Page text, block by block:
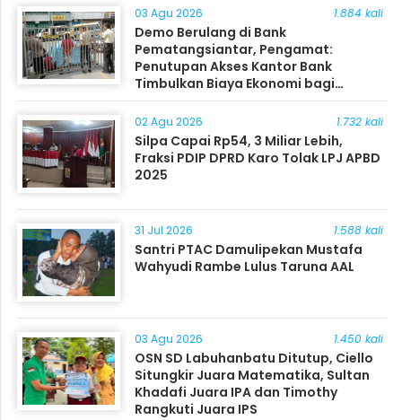
03 Agu 2026 1.884 kali
Demo Berulang di Bank
Pematangsiantar, Pengamat:
Penutupan Akses Kantor Bank
Timbulkan Biaya Ekonomi bagi
Masyarakat
02 Agu 2026 1.732 kali
Silpa Capai Rp54, 3 Miliar Lebih,
Fraksi PDIP DPRD Karo Tolak LPJ APBD
2025
31 Jul 2026 1.588 kali
Santri PTAC Damulipekan Mustafa
Wahyudi Rambe Lulus Taruna AAL
03 Agu 2026 1.450 kali
OSN SD Labuhanbatu Ditutup, Ciello
Situngkir Juara Matematika, Sultan
Khadafi Juara IPA dan Timothy
Rangkuti Juara IPS